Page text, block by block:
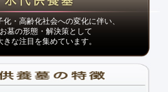
・高齢化社会への変化に伴い、
墓の形態・解決策として
きな注目を集めています。